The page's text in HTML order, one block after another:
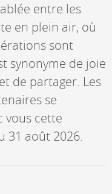
entre les
en plein air, où
sont
synonyme de joie
de partager. Les
se
vous cette
31 août 2026.